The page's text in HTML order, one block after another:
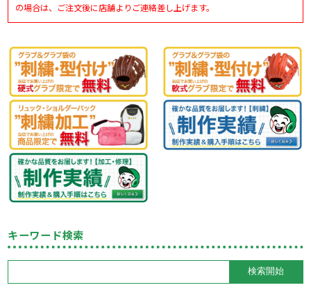
の場合は、ご注文後に店舗よりご連絡差し上げます。
キーワード検索